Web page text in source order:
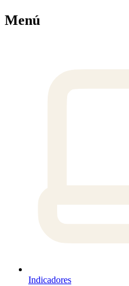
Menú
Indicadores